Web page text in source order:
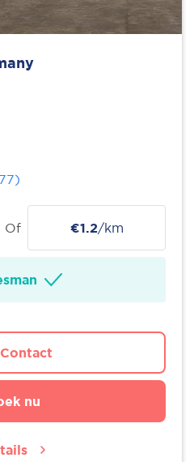
Of €1.2/km
Contact
nu